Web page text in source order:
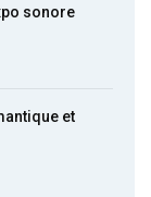
sonore
et